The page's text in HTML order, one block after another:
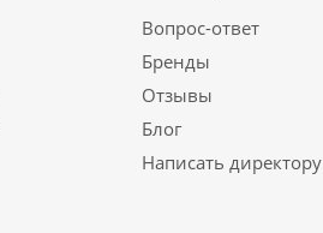
Вопрос-ответ
Бренды
Отзывы
Блог
Написать директору